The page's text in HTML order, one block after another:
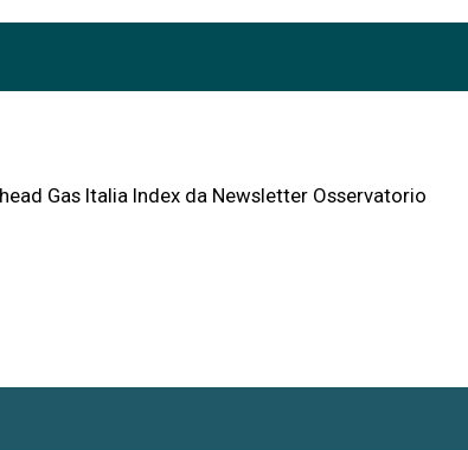
Gas Italia Index da Newsletter Osservatorio